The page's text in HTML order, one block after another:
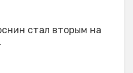
стал вторым на